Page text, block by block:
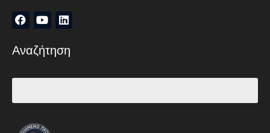
Αναζήτηση